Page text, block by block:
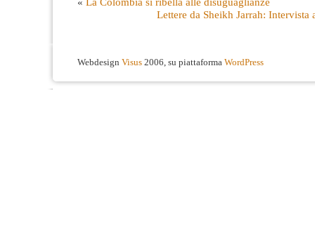
Lettere da Sheikh Jarrah: Intervista
Webdesign Visus 2006, su piattaforma WordPress